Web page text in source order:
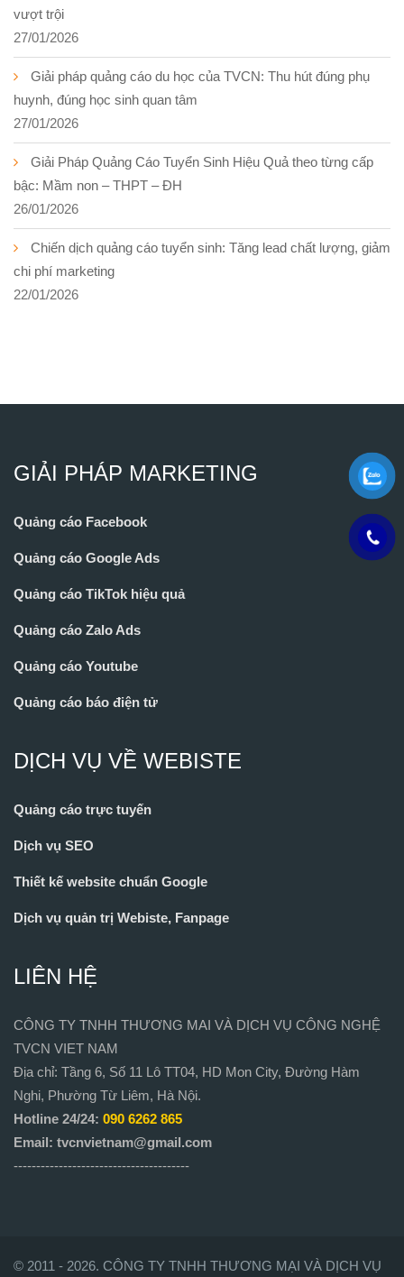
vượt trội
27/01/2026
Giải pháp quảng cáo du học của TVCN: Thu hút đúng phụ
huynh, đúng học sinh quan tâm
27/01/2026
Giải Pháp Quảng Cáo Tuyển Sinh Hiệu Quả theo từng cấp
bậc: Mầm non – THPT – ĐH
26/01/2026
Chiến dịch quảng cáo tuyển sinh: Tăng lead chất lượng, giảm
chi phí marketing
22/01/2026
GIẢI PHÁP MARKETING
Quảng cáo Facebook
Quảng cáo Google Ads
Quảng cáo TikTok hiệu quả
Quảng cáo Zalo Ads
Quảng cáo Youtube
Quảng cáo báo điện tử
DỊCH VỤ VỀ WEBISTE
Quảng cáo trực tuyến
Dịch vụ SEO
Thiết kế website chuẩn Google
Dịch vụ quản trị Webiste, Fanpage
LIÊN HỆ
CÔNG TY TNHH THƯƠNG MAI VÀ DỊCH VỤ CÔNG NGHỆ
TVCN VIET NAM
Địa chỉ: Tầng 6, Số 11 Lô TT04, HD Mon City, Đường Hàm
Nghi, Phường Từ Liêm, Hà Nội.
Hotline 24/24: 090 6262 865
Email: tvcnvietnam@gmail.com
---------------------------------------
© 2011 - 2026. CÔNG TY TNHH THƯƠNG MẠI VÀ DỊCH VỤ